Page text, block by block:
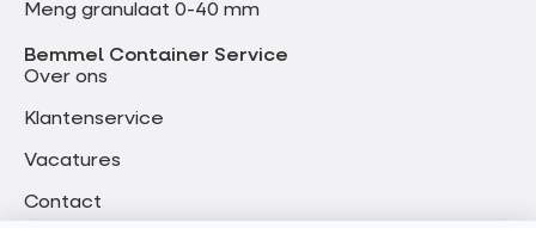
Meng granulaat 0-40 mm
Bemmel Container Service
Over ons
Klantenservice
Vacatures
Contact